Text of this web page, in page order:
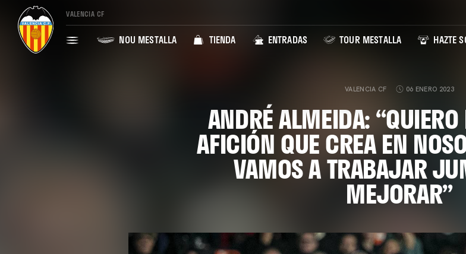
VALENCIA CF
NOU MESTALLA TIENDA ENTRADAS TOUR MESTALLA HAZTE
VALENCIA CF 06 ENERO 2023
ANDRÉ ALMEIDA:
AFICIÓN QUE CREA EN
VAMOS A TRABAJAR
MEJORAR”